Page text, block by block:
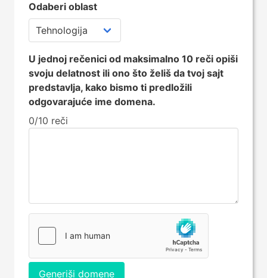
Odaberi oblast
U jednoj rečenici od maksimalno 10 reči opiši
svoju delatnost ili ono što želiš da tvoj sajt
predstavlja, kako bismo ti predložili
odgovarajuće ime domena.
0/10 reči
Generiši domene